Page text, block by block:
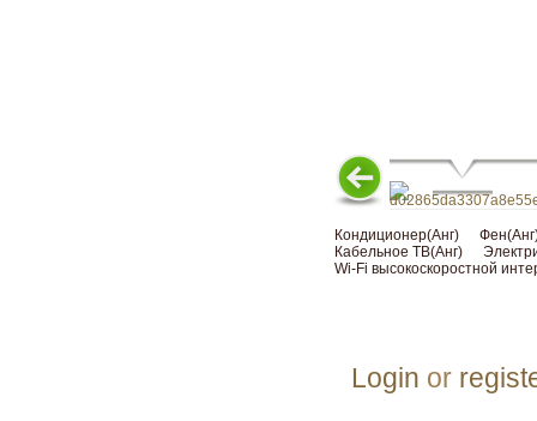
Кондиционер(Анг)
Кабельное ТВ(Анг)
Wi-Fi высокоскоростной
Login or